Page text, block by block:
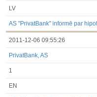
LV
AS "PrivatBank" informē par
2011-12-06 09:55:26
PrivatBank, AS
1
EN